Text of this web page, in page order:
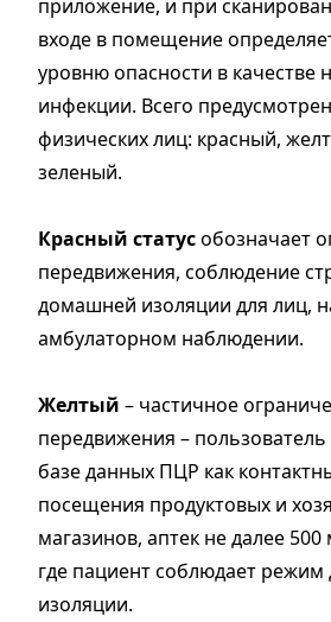
приложение, и при
входе в помещение
уровню опасности в качестве
инфекции. Всего
физических лиц: красный,
зеленый.
Красный статусобозначает
передвижения, соблюдение
домашней изоляции для лиц,
амбулаторном наблюдении.
Желтый – частичное
передвижения –
базе данных ПЦР как
посещения продуктовых и
магазинов, аптек не далее
где пациент соблюдает
изоляции.